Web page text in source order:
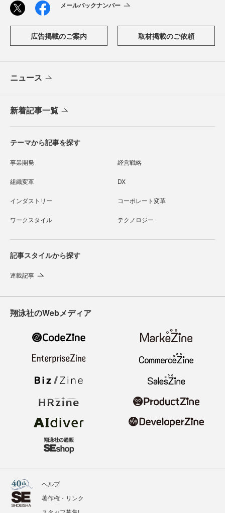
メールバックナンバー
広告掲載のご案内 取材掲載のご依頼
ニュース
新着記事一覧
テーマから記事を探す
事業開発 経営戦略
組織変革 DX
インダストリー コーポレート変革
ワークスタイル テクノロジー
記事スタイルから探す
連載記事
翔泳社のWebメディア
ヘルプ
著作権・リンク